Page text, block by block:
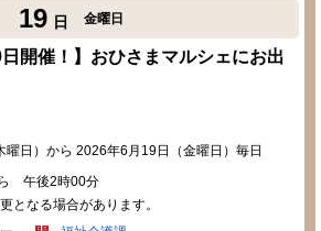
19 日 金曜日
日開催！】おひさまマルシェにお出
日）から 2026年6月19日（金曜日）毎日
午後2時00分
なる場合があります。